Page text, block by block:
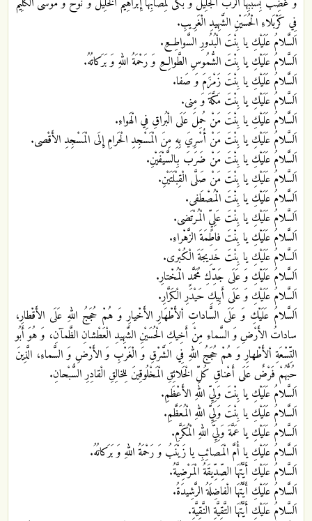
فِي كَرْبَلاءِ الْحُسَيْنِ الشَّهِيدِ الْغَرِيبِ.
اَلسَّلامُ عَلَيْكِ يا بِنْتَ الْبُدُورِ السَّواطِعِ.
اَلسَّلامُ عَلَيْكِ يا بِنْتَ الشُّمُوسِ الطَّوالِعِ وَ رَحْمَةُ اللهِ وَ بَرَكاتُهُ.
اَلسَّلامُ عَلَيْكِ يا بِنْتَ زَمْزَمَ وَ صَفا.
اَلسَّلامُ عَلَيْكِ يا بِنْتَ مَكَّةَ وَ مِنى.
اَلسَّلامُ عَلَيْكِ يا بِنْتَ مَنْ حُمِلَ عَلَى الْبُراقِ فِي الْهَواءِ.
اَلسَّلامُ عَلَيْكِ يا بِنْتَ مَنْ أُسْرِيَ بِهِ مِنَ الْمَسْجِدِ الْحَرامِ إِلَى الْمَسْجِدِ الأَقْصى.
اَلسَّلامُ عَلَيْكِ يا بِنْتَ مَنْ ضَرَبَ بِالسَّيْفَيْنِ.
اَلسَّلامُ عَلَيْكِ يا بِنْتَ مَنْ صَلَّى الْقِبْلَتَيْنِ.
اَلسَّلامُ عَلَيْكِ يا بِنْتَ الْمُصْطَفى.
اَلسَّلامُ عَلَيْكِ يا بِنْتَ عَلِيٍّ الْمُرْتَضى.
اَلسَّلامُ عَلَيْكِ يا بِنْتَ فاطِمَةَ الزَّهْراءِ.
اَلسَّلامُ عَلَيْكِ يا بِنْتَ خَدِيجَةَ الْكُبْرى.
اَلسَّلامُ عَلَيْكِ وَ عَلَى جَدِّكِ مُحَمَّدٍ الْمُخْتارِ.
اَلسَّلامُ عَلَيْكِ وَ عَلَى أَبِيكِ حَيْدَرِ الْكَرَّارِ.
اَلسَّلامُ عَلَيْكِ وَ عَلَى السَّاداتِ اْلأَطْهَارِ الأَخْيارِ وَ هُمْ حُجَجُ اللهِ عَلَى الأَقْطارِ،
ساداتُ الأَرْضِ وَ السَّماءِ مِنْ أَخِيكِ الْحُسَيْنِ الشَّهِيدِ الْعَطْشانِ الظَّمآنِ، وَ هُوَ أَبُو
التِّسْعَةِ اْلأَطْهارِ وَ هُمْ حُجَجُ اللهِ فِي الشَّرْقِ وَ الْغَرْبِ وَ الأَرْضِ وَ السَّماءِ، الَّذِينَ
حُبُّهُمْ فَرْضٌ عَلَى أَعْناقِ كُلِّ الْخَلائِقِ الْمَخْلُوقِينَ لِلخالِقِ الْقادِرِ السُّبْحانِ.
اَلسَّلامُ عَلَيْكِ يا بِنْتَ وَلِيِّ اللهِ الأَعْظَمِ.
اَلسَّلامُ عَلَيْكِ يا بِنْتَ وَلِيِّ اللهِ الْمُعَظَّمِ.
اَلسَّلامُ عَلَيْكِ يا عَمَّةَ وَلِيِّ اللهِ الْمُكَرَّمِ.
اَلسَّلامُ عَلَيْكِ يا أُمَّ الْمَصائِبِ يا زَيْنَبُ وَ رَحْمَةُ اللهِ وَ بَرَكاتُهُ.
اَلسَّلامُ عَلَيْكِ أَيَّتُهَا الصِّدِّيقَةُ الْمَرْضِيَّةُ.
اَلسَّلامُ عَلَيْكِ أَيَّتُهَا الْفاضِلَةُ الرَّشِيدَةُ.
اَلسَّلامُ عَلَيْكِ أَيَّتُهَا التَّقِيَّةِ النَّقِيَّةِ.